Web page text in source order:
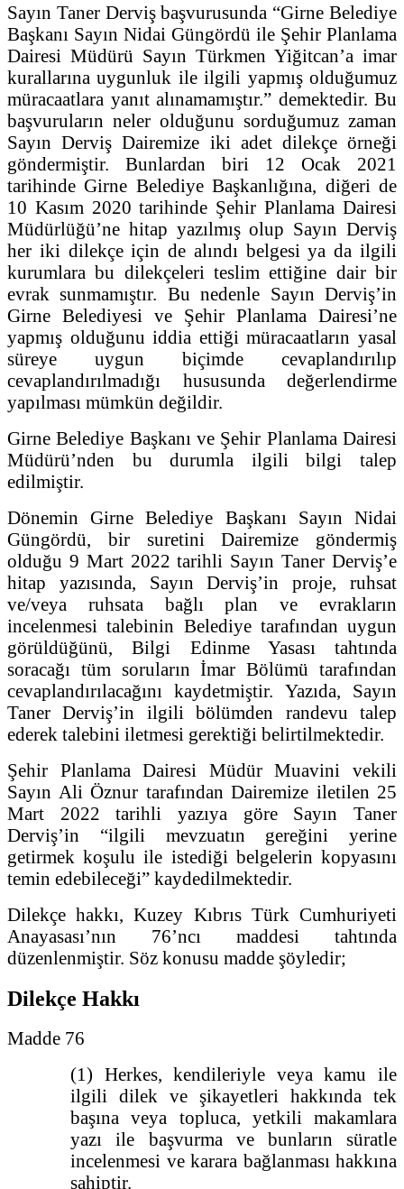
Sayın Taner Derviş başvurusunda “Girne Belediye
Başkanı Sayın Nidai Güngördü ile Şehir Planlama
Dairesi Müdürü Sayın Türkmen Yiğitcan’a imar
kurallarına uygunluk ile ilgili yapmış olduğumuz
müracaatlara yanıt alınamamıştır.” demektedir. Bu
başvuruların neler olduğunu sorduğumuz zaman
Sayın Derviş Dairemize iki adet dilekçe örneği
göndermiştir. Bunlardan biri 12 Ocak 2021
tarihinde Girne Belediye Başkanlığına, diğeri de
10 Kasım 2020 tarihinde Şehir Planlama Dairesi
Müdürlüğü’ne hitap yazılmış olup Sayın Derviş
her iki dilekçe için de alındı belgesi ya da ilgili
kurumlara bu dilekçeleri teslim ettiğine dair bir
evrak sunmamıştır. Bu nedenle Sayın Derviş’in
Girne Belediyesi ve Şehir Planlama Dairesi’ne
yapmış olduğunu iddia ettiği müracaatların yasal
süreye uygun biçimde cevaplandırılıp
cevaplandırılmadığı hususunda değerlendirme
yapılması mümkün değildir.
Girne Belediye Başkanı ve Şehir Planlama Dairesi
Müdürü’nden bu durumla ilgili bilgi talep
edilmiştir.
Dönemin Girne Belediye Başkanı Sayın Nidai
Güngördü, bir suretini Dairemize göndermiş
olduğu 9 Mart 2022 tarihli Sayın Taner Derviş’e
hitap yazısında, Sayın Derviş’in proje, ruhsat
ve/veya ruhsata bağlı plan ve evrakların
incelenmesi talebinin Belediye tarafından uygun
görüldüğünü, Bilgi Edinme Yasası tahtında
soracağı tüm soruların İmar Bölümü tarafından
cevaplandırılacağını kaydetmiştir. Yazıda, Sayın
Taner Derviş’in ilgili bölümden randevu talep
ederek talebini iletmesi gerektiği belirtilmektedir.
Şehir Planlama Dairesi Müdür Muavini vekili
Sayın Ali Öznur tarafından Dairemize iletilen 25
Mart 2022 tarihli yazıya göre Sayın Taner
Derviş’in “ilgili mevzuatın gereğini yerine
getirmek koşulu ile istediği belgelerin kopyasını
temin edebileceği” kaydedilmektedir.
Dilekçe hakkı, Kuzey Kıbrıs Türk Cumhuriyeti
Anayasası’nın 76’ncı maddesi tahtında
düzenlenmiştir. Söz konusu madde şöyledir;
Dilekçe Hakkı
Madde 76
(1) Herkes, kendileriyle veya kamu ile
ilgili dilek ve şikayetleri hakkında tek
başına veya topluca, yetkili makamlara
yazı ile başvurma ve bunların süratle
incelenmesi ve karara bağlanması hakkına
sahiptir.